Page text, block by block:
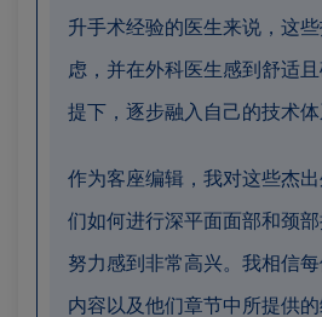
升手术经验的医生来说，这
虑，并在外科医生感到舒适
提下，逐步融入自己的技术体
作为客座编辑，我对这些杰
们如何进行深平面面部和颈
努力感到非常高兴。我相信
内容以及他们章节中所提供